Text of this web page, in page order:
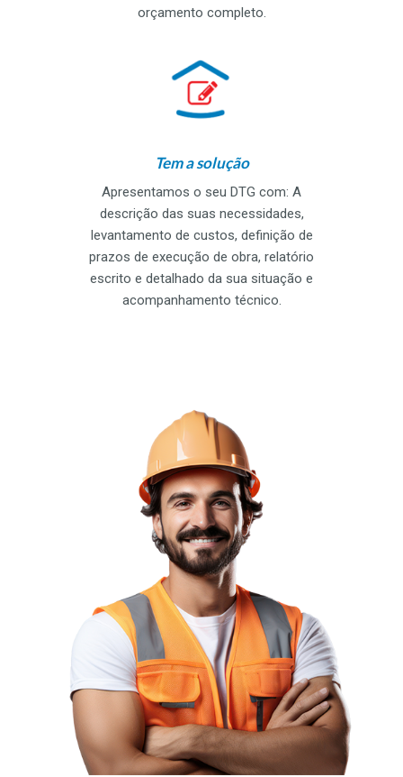
orçamento completo.
Tem a solução
Apresentamos o seu DTG com: A
descrição das suas necessidades,
levantamento de custos, definição de
prazos de execução de obra, relatório
escrito e detalhado da sua situação e
acompanhamento técnico.